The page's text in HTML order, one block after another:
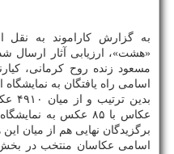
به گزارش کاراموند به نقل
«هشت»، ارزیابی آثار ارسال
مسعود زنده روح کرمانی،
اسامی راه یافتگان به نمایشگاه
بدین ترتیب و از میان ۴۹۱۰ عکس از ۶۲۸ عکاس، آثار ۵۰
عکاس با ۸۵ عکس به
برگزیدگان نهایی هم از میان
اسامی عکاسان منتخب در